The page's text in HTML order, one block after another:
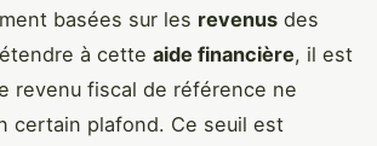
basées sur les revenus des
à cette aide financière, il est
revenu fiscal de référence ne
certain plafond. Ce seuil est